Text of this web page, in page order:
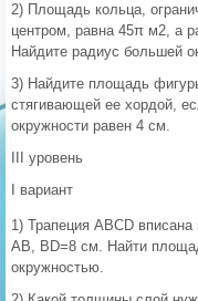
2) Площадь кольца,
центром, равна 45π м2, а
Найдите радиус большей
3) Найдите площадь
стягивающей ее хордой,
окружности равен 4 см.
III уровень
I вариант
1) Трапеция ABCD
AB, BD=8 см. Найти
окружностью.